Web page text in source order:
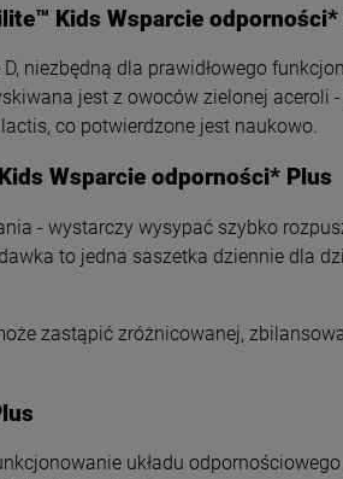
Kids Wsparcie odporności*
niezbędną dla prawidłowego
jest z owoców zielonej aceroli
co potwierdzone jest naukowo.
Wsparcie odporności* Plus
- wystarczy wysypać szybko
to jedna saszetka dziennie dla
zastąpić zróżnicowanej,
układu